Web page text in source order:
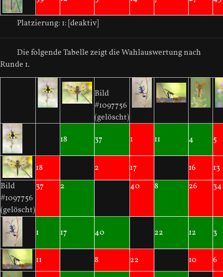
Platzierung: 1: [deaktiv]
Die folgende Tabelle zeigt die Wahlauswertung nach
Runde 1.
Bild
#1097756
(gelöscht)
18
37 1 11 4 5
18 2 17 16
13
Bild
#1097756
(gelöscht)
37 2 40 8 26 34
1 17 40 22 12 3
11 8 22 10 6